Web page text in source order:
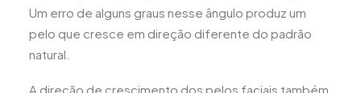
Um erro de alguns graus nesse ângulo produz um
pelo que cresce em direção diferente do padrão
natural.
A direção de crescimento dos pelos faciais também